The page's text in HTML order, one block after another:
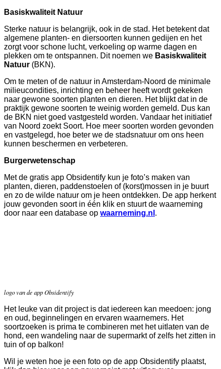
Basiskwaliteit Natuur
Sterke natuur is belangrijk, ook in de stad. Het betekent dat
algemene planten- en diersoorten kunnen gedijen en het
zorgt voor schone lucht, verkoeling op warme dagen en
plekken om te ontspannen. Dit noemen we Basiskwaliteit
Natuur (BKN).
Om te meten of de natuur in Amsterdam-Noord de minimale
milieucondities, inrichting en beheer heeft wordt gekeken
naar gewone soorten planten en dieren. Het blijkt dat in de
praktijk gewone soorten te weinig worden gemeld. Dus kan
de BKN niet goed vastgesteld worden. Vandaar het initiatief
van Noord zoekt Soort. Hoe meer soorten worden gevonden
en vastgelegd, hoe beter we de stadsnatuur om ons heen
kunnen beschermen en verbeteren.
Burgerwetenschap
Met de gratis app Obsidentify kun je foto’s maken van
planten, dieren, paddenstoelen of (korst)mossen in je buurt
en zo de wilde natuur om je heen ontdekken. De app herkent
jouw gevonden soort in één klik en stuurt de waarneming
door naar een database op waarneming.nl .
logo van de app Obsidentify
Het leuke van dit project is dat iedereen kan meedoen: jong
en oud, beginnelingen en ervaren waarnemers. Het
soortzoeken is prima te combineren met het uitlaten van de
hond, een wandeling naar de supermarkt of zelfs het zitten in
tuin of op balkon!
Wil je weten hoe je een foto op de app Obsidentify plaatst,